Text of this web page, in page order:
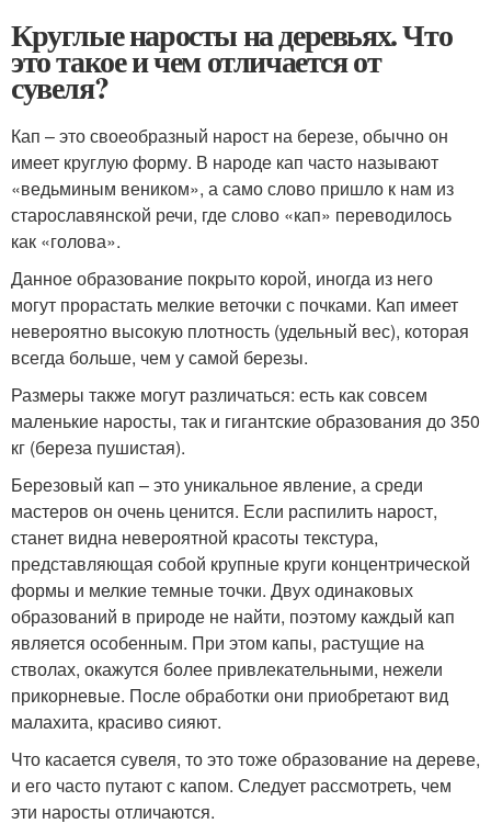
Круглые наросты на деревьях. Что
это такое и чем отличается от
сувеля?
Кап – это своеобразный нарост на березе, обычно он
имеет круглую форму. В народе кап часто называют
«ведьминым веником», а само слово пришло к нам из
старославянской речи, где слово «кап» переводилось
как «голова».
Данное образование покрыто корой, иногда из него
могут прорастать мелкие веточки с почками. Кап имеет
невероятно высокую плотность (удельный вес), которая
всегда больше, чем у самой березы.
Размеры также могут различаться: есть как совсем
маленькие наросты, так и гигантские образования до 350
кг (береза пушистая).
Березовый кап – это уникальное явление, а среди
мастеров он очень ценится. Если распилить нарост,
станет видна невероятной красоты текстура,
представляющая собой крупные круги концентрической
формы и мелкие темные точки. Двух одинаковых
образований в природе не найти, поэтому каждый кап
является особенным. При этом капы, растущие на
стволах, окажутся более привлекательными, нежели
прикорневые. После обработки они приобретают вид
малахита, красиво сияют.
Что касается сувеля, то это тоже образование на дереве,
и его часто путают с капом. Следует рассмотреть, чем
эти наросты отличаются.